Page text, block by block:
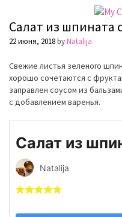
Салат из шпината
22 июня, 2018byNatalija
Свежие листья зеленого
хорошо сочетаются с
заправлен соусом из
с добавлением варенья.
Салат из
Natalija